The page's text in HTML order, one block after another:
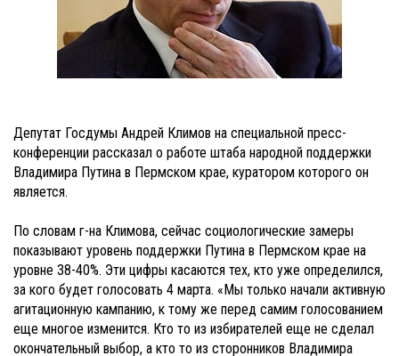
Депутат Госдумы Андрей Климов на специальной пресс-
конференции рассказал о работе штаба народной поддержки
Владимира Путина в Пермском крае, куратором которого он
является.
По словам г-на Климова, сейчас социологические замеры
показывают уровень поддержки Путина в Пермском крае на
уровне 38-40%. Эти цифры касаются тех, кто уже определился,
за кого будет голосовать 4 марта. «Мы только начали активную
агитационную кампанию, к тому же перед самим голосованием
еще многое изменится. Кто то из избирателей еще не сделал
окончательный выбор, а кто то из сторонников Владимира